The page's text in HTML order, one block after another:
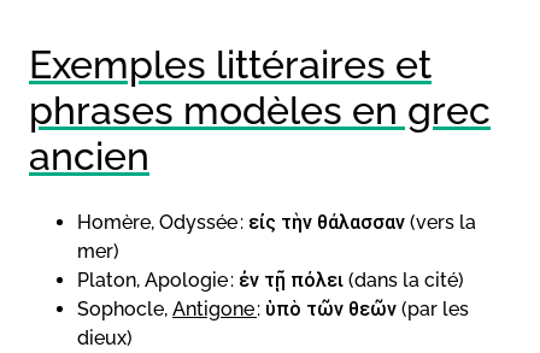
Exemples littéraires et
phrases modèles en grec
ancien
Homère, Odyssée : εἰς τὴν θάλασσαν (vers la
mer)
Platon, Apologie : ἐν τῇ πόλει (dans la cité)
Sophocle, Antigone: ὑπὸ τῶν θεῶν (par les
dieux)